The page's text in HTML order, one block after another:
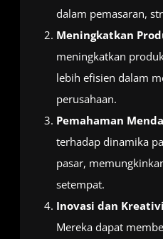
dalam pemasaran,
Meningkatkan
meningkatkan
lebih efisien dalam
perusahaan.
Pemahaman
terhadap dinamika
pasar,
setempat.
Inovasi dan
Mereka dapat